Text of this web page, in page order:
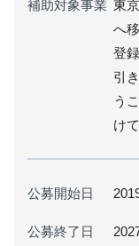
補助対象事業 東
へ
登
引
う
け
公募開始日
公募終了日